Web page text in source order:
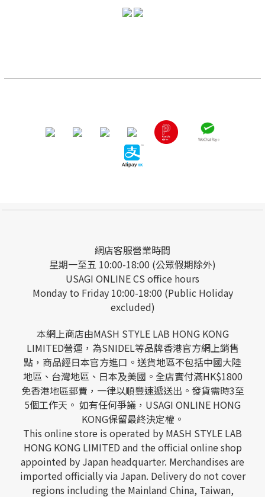
網店客服營業時間
星期一至五 10:00-18:00 (公眾假期除外)
USAGI ONLINE CS office hours
Monday to Friday 10:00-18:00 (Public Holiday
excluded)
本網上商店由MASH STYLE LAB HONG KONG
LIMITED營運，為SNIDEL等品牌香港官方網上銷售
點，商品經日本官方進口。送貨地區不包括中國大陸
地區、台灣地區、日本及美國。全店實付滿HK$1800
免香港地區郵費，一律以順豐速遞送出。發貨需時3至
5個工作天。 如有任何爭議，USAGI ONLINE HONG
KONG保留最終決定權。
This online store is operated by MASH STYLE LAB
HONG KONG LIMITED and the official online shop
appointed by Japan headquarter. Merchandises are
imported officially via Japan. Delivery do not cover
regions including the Mainland China, Taiwan,